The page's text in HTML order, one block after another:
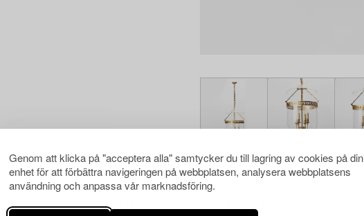
Genom att klicka på "acceptera alla" samtycker du till lagring av cookies på din
enhet för att förbättra navigeringen på webbplatsen, analysera webbplatsens
användning och anpassa vår marknadsföring.
Andra har även tittat på